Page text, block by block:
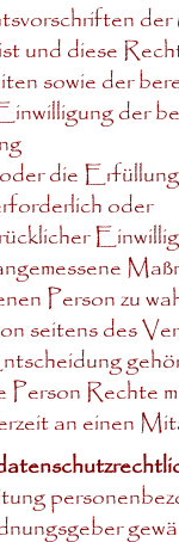
und diese
sowie der
der
die
oder
Person zu
seitens des
Rechte
an einen